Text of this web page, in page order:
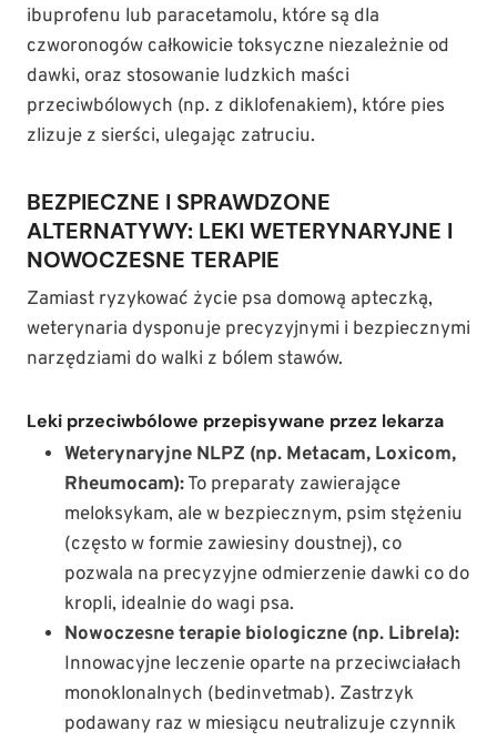
ibuprofenu lub paracetamolu, które są dla
czworonogów całkowicie toksyczne niezależnie od
dawki, oraz stosowanie ludzkich maści
przeciwbólowych (np. z diklofenakiem), które pies
zlizuje z sierści, ulegając zatruciu.
BEZPIECZNE I SPRAWDZONE
ALTERNATYWY: LEKI WETERYNARYJNE I
NOWOCZESNE TERAPIE
Zamiast ryzykować życie psa domową apteczką,
weterynaria dysponuje precyzyjnymi i bezpiecznymi
narzędziami do walki z bólem stawów.
Leki przeciwbólowe przepisywane przez lekarza
Weterynaryjne NLPZ (np. Metacam, Loxicom,
Rheumocam):To preparaty zawierające
meloksykam, ale w bezpiecznym, psim stężeniu
(często w formie zawiesiny doustnej), co
pozwala na precyzyjne odmierzenie dawki co do
kropli, idealnie do wagi psa.
Nowoczesne terapie biologiczne (np. Librela):
Innowacyjne leczenie oparte na przeciwciałach
monoklonalnych (bedinvetmab). Zastrzyk
podawany raz w miesiącu neutralizuje czynnik